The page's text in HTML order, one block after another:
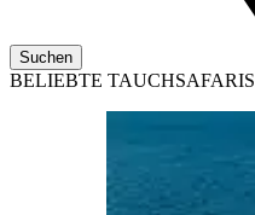
Suchen
BELIEBTE TAUCHSAFARIS